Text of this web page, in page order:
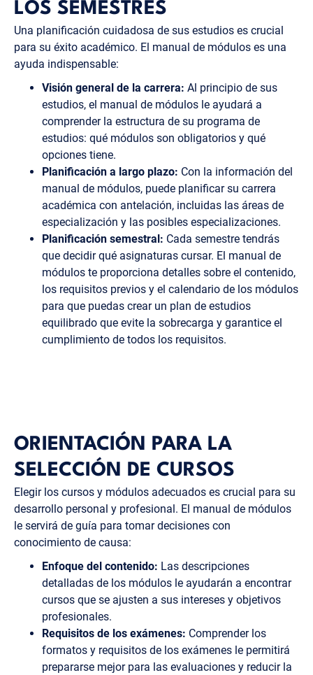
LOS SEMESTRES
Una planificación cuidadosa de sus estudios es crucial
para su éxito académico. El manual de módulos es una
ayuda indispensable:
Visión general de la carrera: Al principio de sus
estudios, el manual de módulos le ayudará a
comprender la estructura de su programa de
estudios: qué módulos son obligatorios y qué
opciones tiene.
Planificación a largo plazo: Con la información del
manual de módulos, puede planificar su carrera
académica con antelación, incluidas las áreas de
especialización y las posibles especializaciones.
Planificación semestral: Cada semestre tendrás
que decidir qué asignaturas cursar. El manual de
módulos te proporciona detalles sobre el contenido,
los requisitos previos y el calendario de los módulos
para que puedas crear un plan de estudios
equilibrado que evite la sobrecarga y garantice el
cumplimiento de todos los requisitos.
ORIENTACIÓN PARA LA
SELECCIÓN DE CURSOS
Elegir los cursos y módulos adecuados es crucial para su
desarrollo personal y profesional. El manual de módulos
le servirá de guía para tomar decisiones con
conocimiento de causa:
Enfoque del contenido: Las descripciones
detalladas de los módulos le ayudarán a encontrar
cursos que se ajusten a sus intereses y objetivos
profesionales.
Requisitos de los exámenes: Comprender los
formatos y requisitos de los exámenes le permitirá
prepararse mejor para las evaluaciones y reducir la